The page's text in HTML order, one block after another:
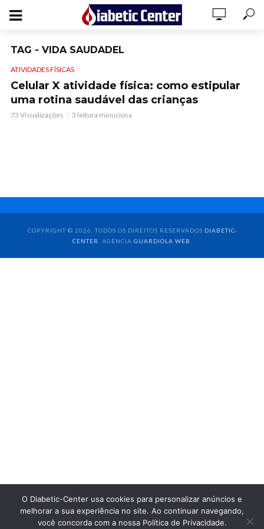
TAG - VIDA SAUDADEL
ATIVIDADES FÍSICAS
Celular X atividade física: como estipular
uma rotina saudável das crianças
73 Visualizações 3 leitura minuciosa
COPYRIGHT © 2026. TODOS OS DIREITOS RESERVADOS DIABETIC-
CENTER
. AGÊNCIA GUARDIOLA WEB
O Diabetic-Center usa cookies para personalizar anúncios e
melhorar a sua experiência no site. Ao continuar navegando,
você concorda com a nossa Política de Privacidade.